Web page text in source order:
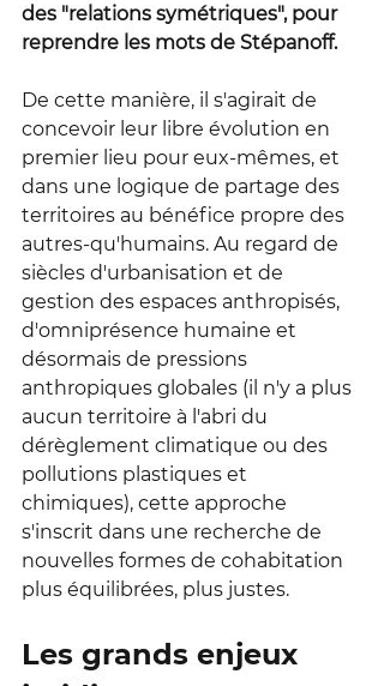
des "relations symétriques", pour
reprendre les mots de Stépanoff.
De cette manière, il s'agirait de
concevoir leur libre évolution en
premier lieu pour eux-mêmes, et
dans une logique de partage des
territoires au bénéfice propre des
autres-qu'humains. Au regard de
siècles d'urbanisation et de
gestion des espaces anthropisés,
d'omniprésence humaine et
désormais de pressions
anthropiques globales (il n'y a plus
aucun territoire à l'abri du
dérèglement climatique ou des
pollutions plastiques et
chimiques), cette approche
s'inscrit dans une recherche de
nouvelles formes de cohabitation
plus équilibrées, plus justes.
Les grands enjeux